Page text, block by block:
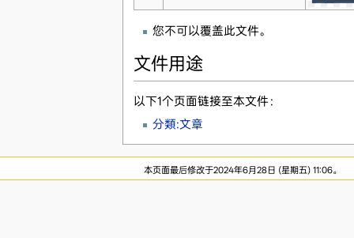
您不可以覆盖此文件。
文件用途
以下1个页面链接至本文件：
分類:文章
本页面最后修改于2024年6月28日 (星期五) 11:06。